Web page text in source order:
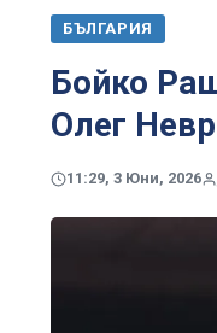
БЪЛГАРИЯ
Бойко
Олег
11:29, 3 Юни, 2026